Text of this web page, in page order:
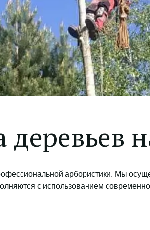
арбористики. Мы
с использованием